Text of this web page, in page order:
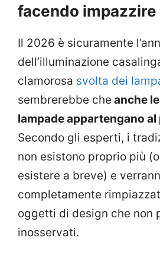
facendo
Il 2026 è sicuramente
dell’illuminazione
clamorosa svolta dei
sembrerebbe che anche
lampade appartengano al
Secondo gli esperti, i
non esistono proprio più
esistere a breve) e
completamente
oggetti di design che non
inosservati.